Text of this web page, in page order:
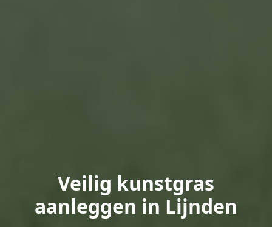
Veilig kunstgras
aanleggen in Lijnden